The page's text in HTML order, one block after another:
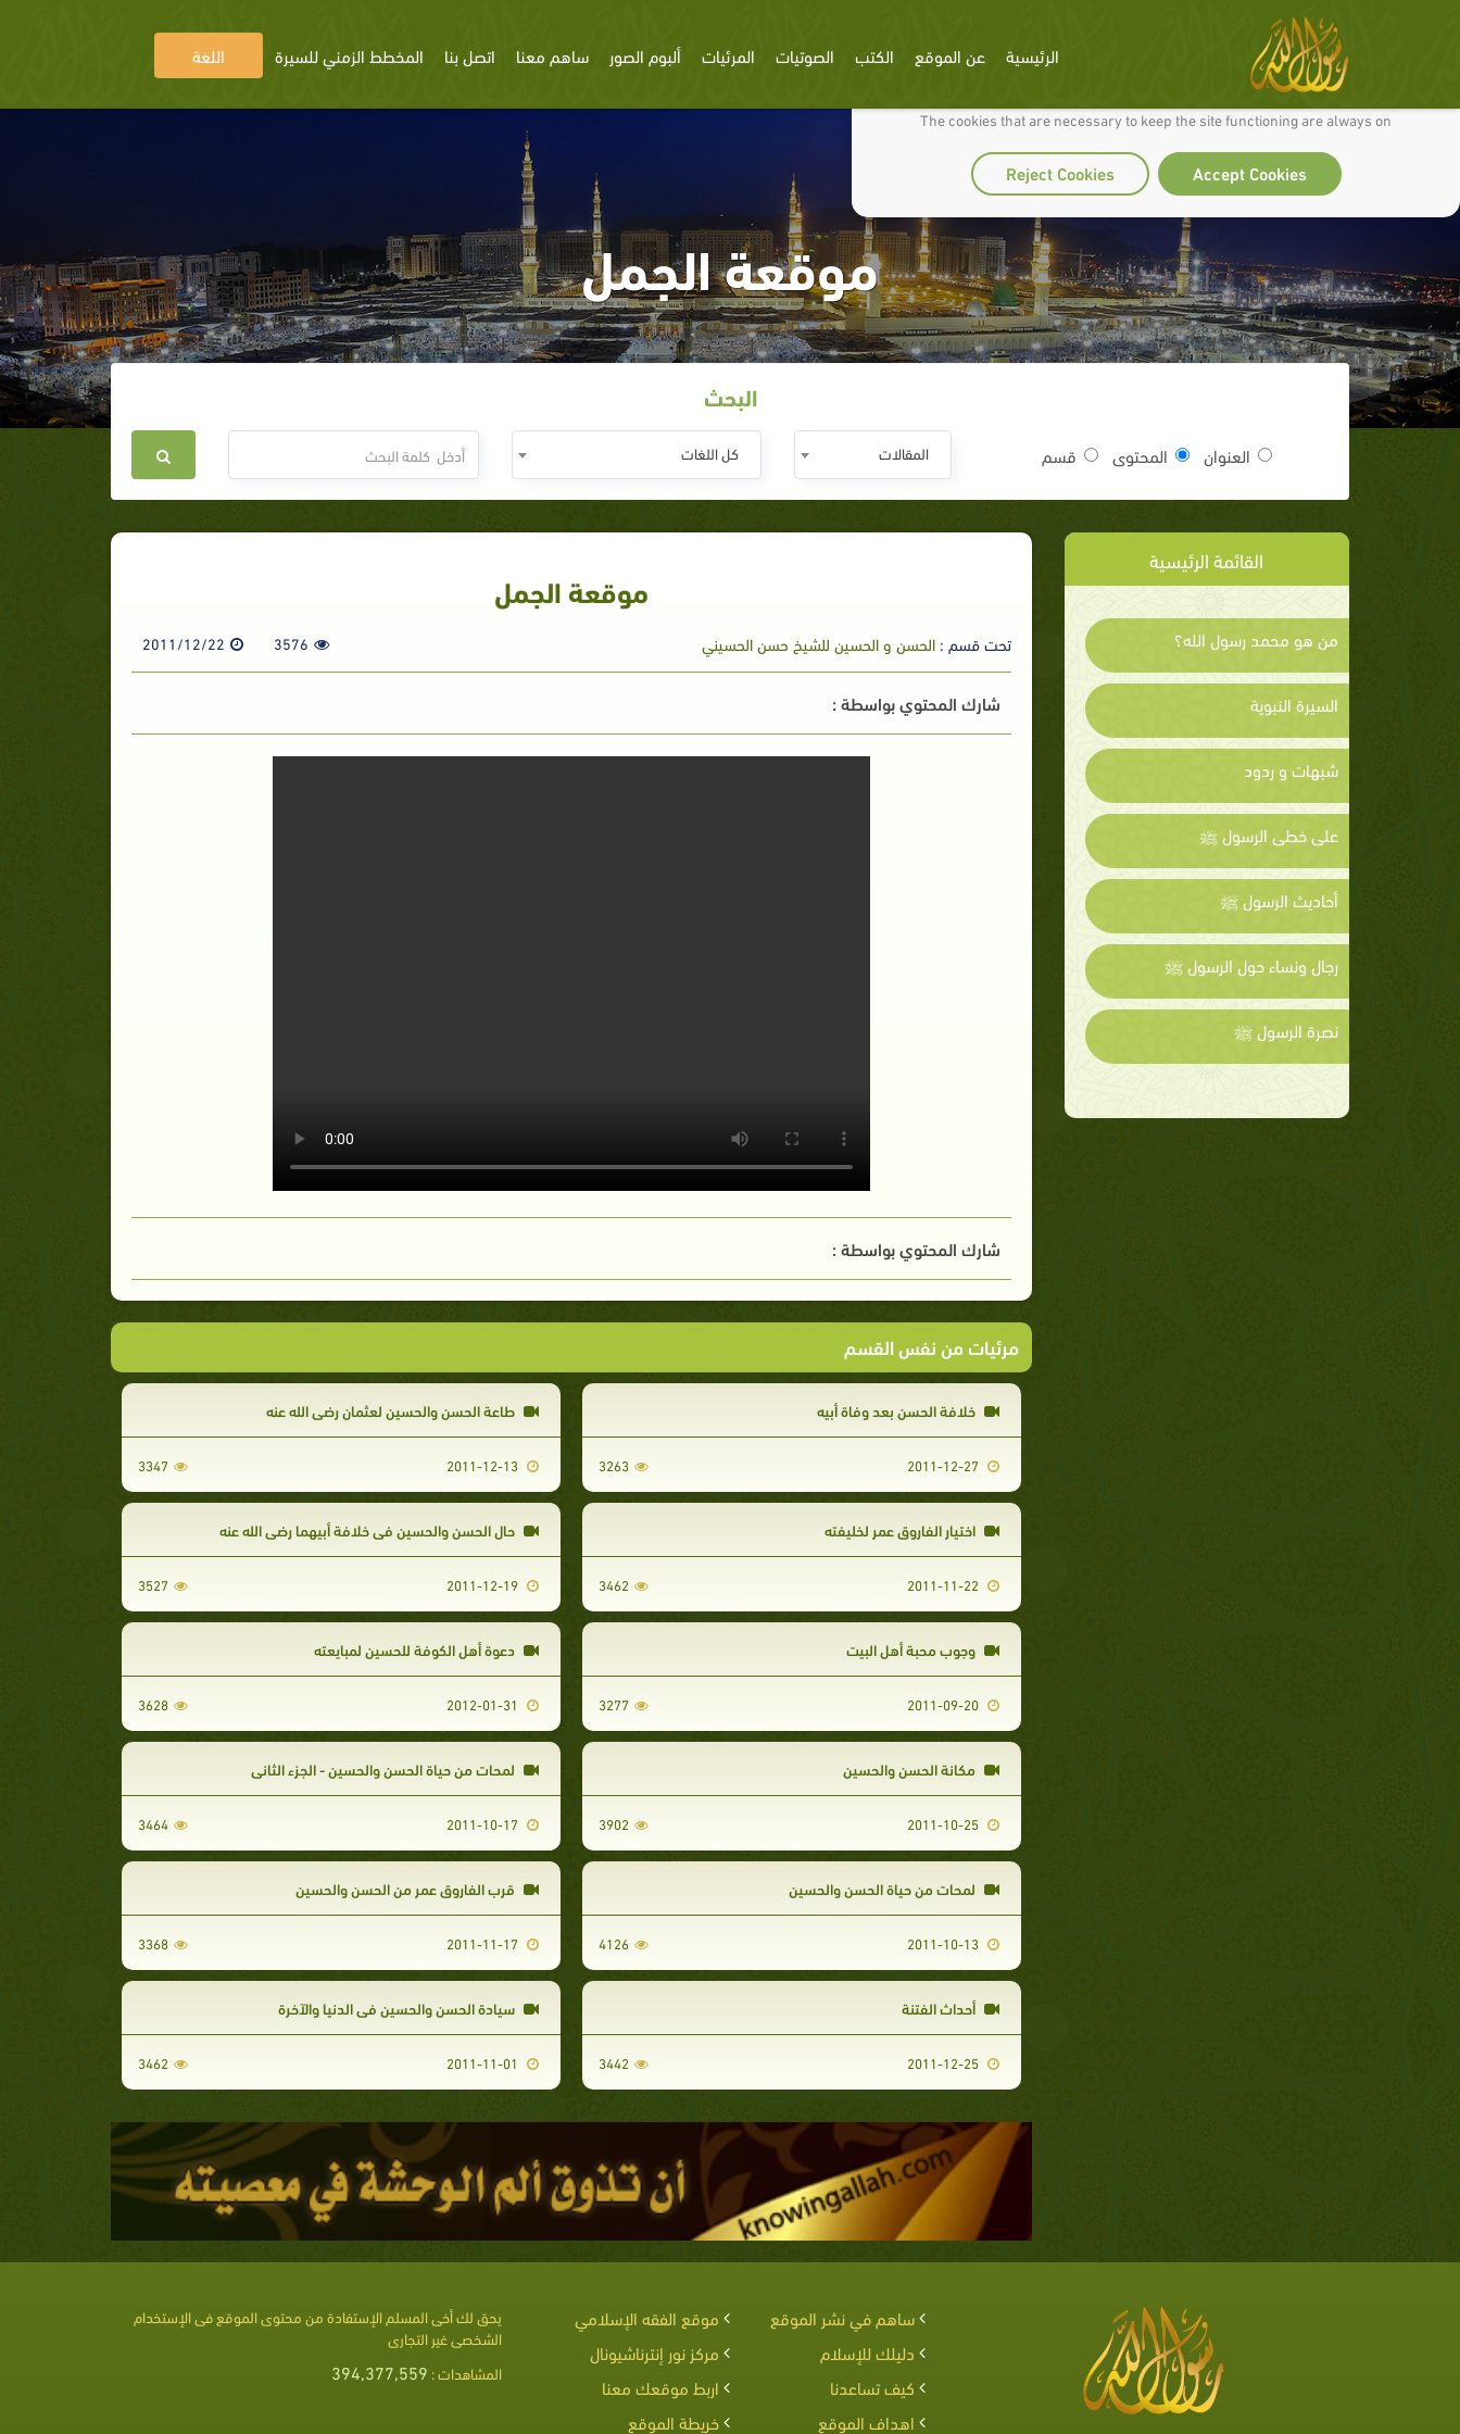
We use cookies to make our site work well for you and so we can continually improve it.
The cookies that are necessary to keep the site functioning are always on
Accept Cookies
Reject Cookies
الرئيسية عن الموقع الكتب الصوتيات المرئيات ألبوم الصور ساهم معنا اتصل بنا المخطط الزمني للسيرة اللغة
موقعة الجمل
البحث
العنوان المحتوى قسم المقالات كل اللغات
القائمة الرئيسية
من هو محمد رسول الله؟
السيرة النبوية
شبهات و ردود
على خطى الرسول ﷺ
أحاديث الرسول ﷺ
رجال ونساء حول الرسول ﷺ
نصرة الرسول ﷺ
موقعة الجمل
تحت قسم :الحسن و الحسين للشيخ حسن الحسيني 3576
2011/12/22
شارك المحتوي بواسطة :
شارك المحتوي بواسطة :
مرئيات من نفس القسم
خلافة الحسن بعد وفاة أبيه
3263
طاعة الحسن والحسين لعثمان رضي الله عنه
2011-12-13
3347
اختيار الفاروق عمر لخليفته
3462
حال الحسن والحسين في خلافة أبيهما رضي الله عنه
2011-12-19
3527
وجوب محبة أهل البيت
2011-09-20
3277
دعوة أهل الكوفة للحسين لمبايعته
3628
مكانة الحسن والحسين
2011-10-25
3902
لمحات من حياة الحسن والحسين - الجزء الثاني
3464
لمحات من حياة الحسن والحسين
2011-10-13
4126
قرب الفاروق عمر من الحسن والحسين
3368
أحداث الفتنة
2011-12-25
3442
سيادة الحسن والحسين في الدنيا والآخرة
3462
ساهم في نشر الموقع
موقع الفقه الإسلامي
دليلك للإسلام
مركز نور إنترناشيونال
كيف تساعدنا
اربط موقعك معنا
اهداف الموقع
خريطة الموقع
يحق لك أخى المسلم الإستفادة من محتوى الموقع فى الإستخدام
الشخصى غير التجارى
المشاهدات : 394,377,559